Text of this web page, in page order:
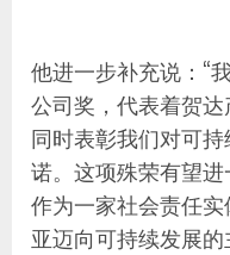
他进一步补充说：“
公司奖，代表着贺达
同时表彰我们对可
诺。这项殊荣有望
作为一家社会责任
亚迈向可持续发展